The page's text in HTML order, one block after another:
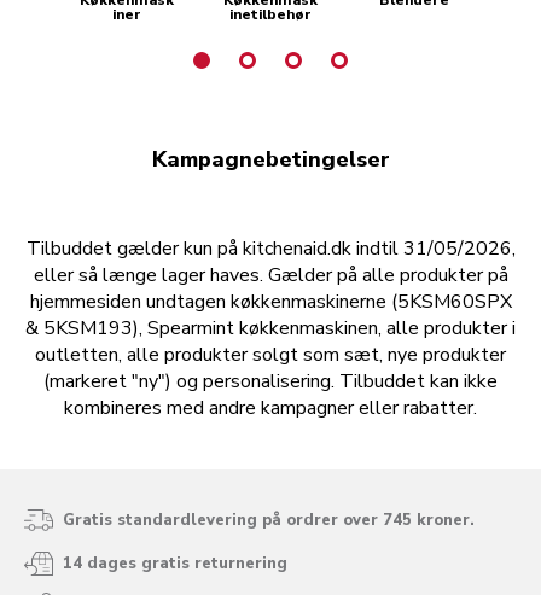
iner inetilbehør
Kampagnebetingelser
Tilbuddet gælder kun på kitchenaid.dk indtil 31/05/2026,
eller så længe lager haves. Gælder på alle produkter på
hjemmesiden undtagen køkkenmaskinerne (5KSM60SPX
& 5KSM193), Spearmint køkkenmaskinen, alle produkter i
outletten, alle produkter solgt som sæt, nye produkter
(markeret "ny") og personalisering. Tilbuddet kan ikke
kombineres med andre kampagner eller rabatter.
Gratis standardlevering på ordrer over 745 kroner.
14 dages gratis returnering